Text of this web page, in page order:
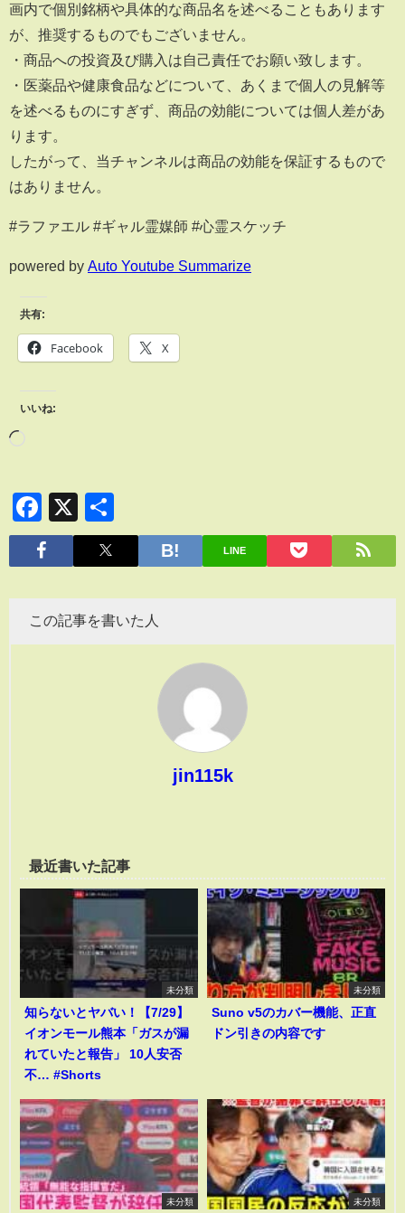
画内で個別銘柄や具体的な商品名を述べることもあります
が、推奨するものでもございません。
・商品への投資及び購入は自己責任でお願い致します。
・医薬品や健康食品などについて、あくまで個人の見解等
を述べるものにすぎず、商品の効能については個人差があ
ります。
したがって、当チャンネルは商品の効能を保証するもので
はありません。
#ラファエル #ギャル霊媒師 #心霊スケッチ
powered by Auto Youtube Summarize
共有:
Facebook X
いいね:
Facebook
X
有
LINE
この記事を書いた人
jin115k
最近書いた記事
未分類
知らないとヤバい！【7/29】
イオンモール熊本「ガスが漏
れていたと報告」 10人安否
不… #Shorts
未分類
Suno v5のカバー機能、正直
ドン引きの内容です
未分類 未分類